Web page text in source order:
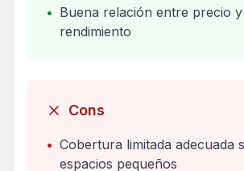
• Buena relación entre precio y
rendimiento
Cons
• Cobertura limitada adecuada
espacios pequeños